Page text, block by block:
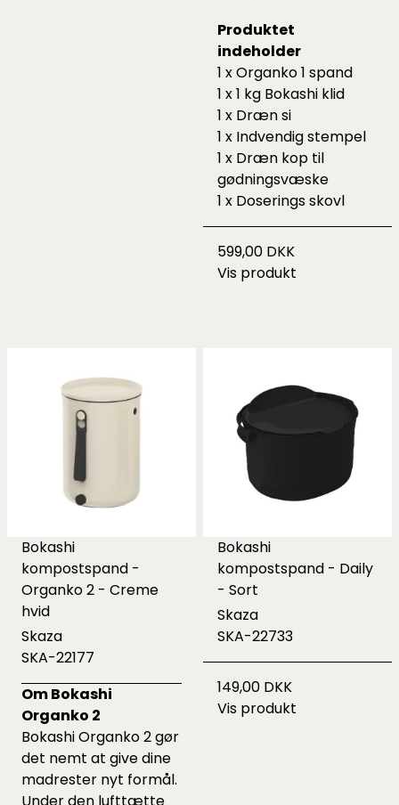
Produktet
indeholder
1 x Organko 1 spand
1 x 1 kg Bokashi klid
1 x Dræn si
1 x Indvendig stempel
1 x Dræn kop til
gødningsvæske
1 x Doserings skovl
599,00 DKK
Vis produkt
Bokashi
kompostspand -
Organko 2 - Creme
hvid
Skaza
SKA-22177
Om Bokashi
Organko 2
Bokashi Organko 2 gør
det nemt at give dine
madrester nyt formål.
Under den lufttætte
Bokashi
kompostspand - Daily
- Sort
Skaza
SKA-22733
149,00 DKK
Vis produkt